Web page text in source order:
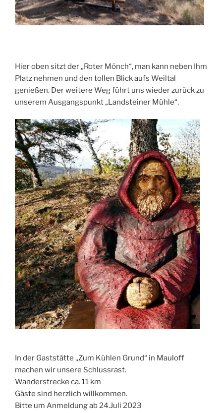
Hier oben sitzt der „Roter Mönch“, man kann neben Ihm
Platz nehmen und den tollen Blick aufs Weiltal
genießen. Der weitere Weg führt uns wieder zurück zu
unserem Ausgangspunkt „Landsteiner Mühle“.
In der Gaststätte „Zum Kühlen Grund“ in Mauloff
machen wir unsere Schlussrast.
Wanderstrecke ca. 11 km
Gäste sind herzlich willkommen.
Bitte um Anmeldung ab 24.Juli 2023